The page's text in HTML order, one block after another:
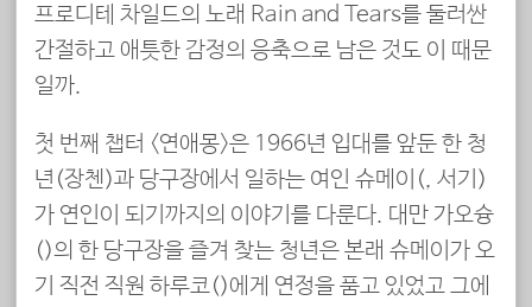
프로디테 차일드의 노래 Rain and Tears를 둘러싼
간절하고 애틋한 감정의 응축으로 남은 것도 이 때문
일까.
첫 번째 챕터 <연애몽>은 1966년 입대를 앞둔 한 청
년(장첸)과 당구장에서 일하는 여인 슈메이(秀美, 서기)
가 연인이 되기까지의 이야기를 다룬다. 대만 가오슝
(高雄)의 한 당구장을 즐겨 찾는 청년은 본래 슈메이가 오
기 직전 직원 하루코(春子)에게 연정을 품고 있었고 그에